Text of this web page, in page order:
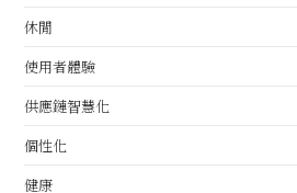
休閒
使用者體驗
供應鏈智慧化
個性化
健康